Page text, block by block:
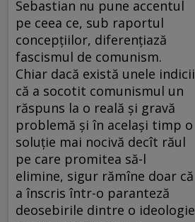
Sebastian nu pune accentul
pe ceea ce, sub raportul
concepţiilor, diferenţiază
fascismul de comunism.
Chiar dacă există unele indicii
că a socotit comunismul un
răspuns la o reală şi gravă
problemă şi în acelaşi timp o
soluţie mai nocivă decît răul
pe care promitea să-l
elimine, sigur rămîne doar că
a înscris într-o paranteză
deosebirile dintre o ideologie